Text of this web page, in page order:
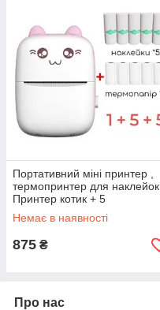
Портативний міні принтер ,
термопринтер для наклейок.
Принтер котик + 5
терморулонів + 5 наклейок.
Рожевий
Немає в наявності
875 ₴
Про нас